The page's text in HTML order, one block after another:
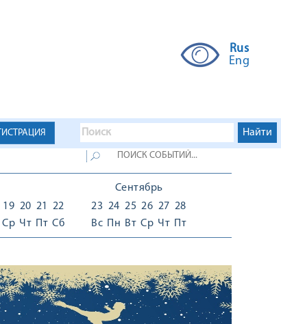
Rus
Eng
19
Ср
20
Чт
21
Пт
22
Сб
Сентябрь
23
Вс
24
Пн
25
Вт
26
Ср
27
Чт
28
Пт